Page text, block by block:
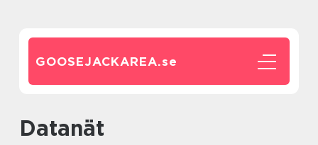
GOOSEJACKAREA.se
datanät